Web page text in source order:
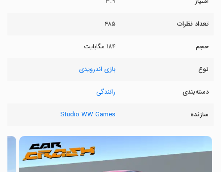
تعداد نظرات ۴۸۵
حجم ۱۸۴ مگابایت
نوع بازی اندرویدی
دسته‌بندی رانندگی
سازنده Studio WW Games